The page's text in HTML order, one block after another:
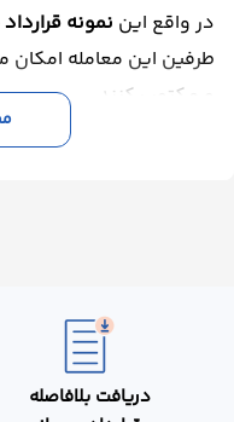
در واقع این نمونه
طرفین این معامله
و مکتوب کنند.
نمونه
اقساطی پستهاین مشکل
می‌توانید مبلغ هر قسط،
ضمانت پرداخت اقساط و
دریافت بلافاصله